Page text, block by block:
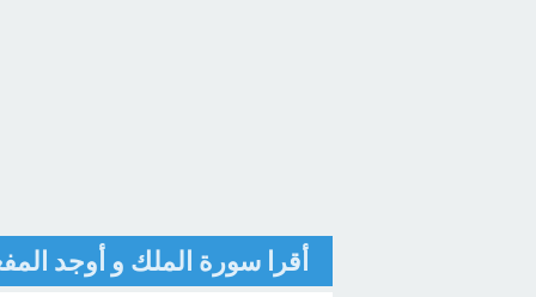
أقرا سورة الملك و أوجد